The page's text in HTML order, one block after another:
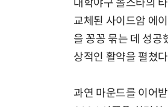
대학야구 올스타의
교체된 사이드암 에
을 꽁꽁 묶는 데 성공
상적인 활약을 펼쳤
과연 마운드를 이어